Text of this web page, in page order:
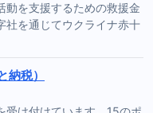
動を支援するための救援金
社を通じてウクライナ赤十
税）